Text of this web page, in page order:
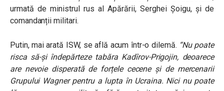
urmată de ministrul rus al Apărării, Serghei Șoigu, și de
comandanții militari.
Putin, mai arată ISW, se află acum într-o dilemă. “Nu poate
risca să-și îndepărteze tabăra Kadîrov-Prigojin, deoarece
are nevoie disperată de forțele cecene și de mercenarii
Grupului Wagner pentru a lupta în Ucraina. Nici nu poate